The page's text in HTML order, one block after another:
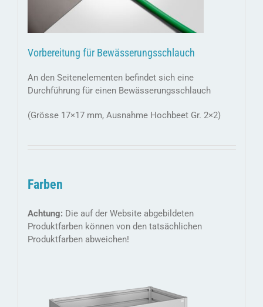
Vorbereitung für Bewässerungsschlauch
An den Seitenelementen befindet sich eine
Durchführung für einen Bewässerungsschlauch
(Grösse 17×17 mm, Ausnahme Hochbeet Gr. 2×2)
Farben
Achtung: Die auf der Website abgebildeten
Produktfarben können von den tatsächlichen
Produktfarben abweichen!